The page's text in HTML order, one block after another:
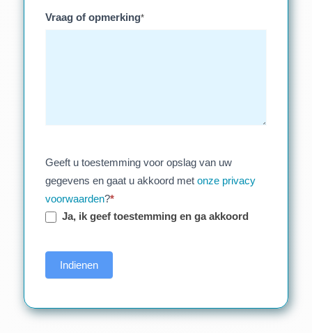
Vraag of opmerking*
Geeft u toestemming voor opslag van uw
gegevens en gaat u akkoord met onze privacy
voorwaarden?*
Ja, ik geef toestemming en ga akkoord
Indienen